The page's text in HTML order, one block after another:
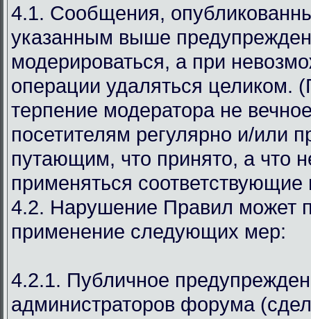
4.1. Сообщения,
указанным выше
модерироваться, а при
операции удаляться целиком.
терпение модератора не
посетителям регулярно и/или
путающим, что принято, а что
применяться
4.2. Нарушение Правил может
применение следующих мер:
4.2.1. Публичное
администраторов форума